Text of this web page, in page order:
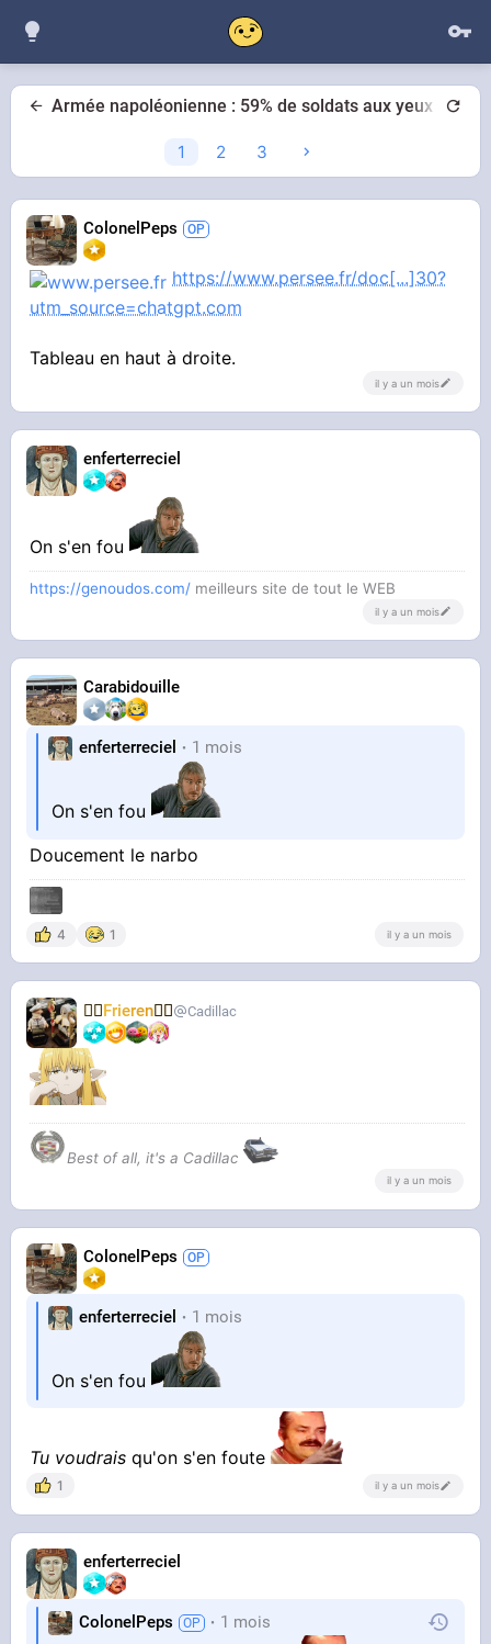
Armée napoléonienne : 59% de soldats aux yeux clairs
1 2 3
ColonelPeps
https://www.persee.fr/doc[...]30?
utm_source=chatgpt.com
Tableau en haut à droite.
il y a un mois
enferterreciel
On s'en fou
https://genoudos.com/ meilleurs site de tout le WEB
il y a un mois
Carabidouille
enferterreciel 1 mois
On s'en fou
Doucement le narbo
4 1 il y a un mois
🧝‍♀️Frieren🧝‍♀️ Cadillac
Best of all, it's a Cadillac
il y a un mois
ColonelPeps
enferterreciel 1 mois
On s'en fou
Tu voudraisqu'on s'en foute
1 il y a un mois
enferterreciel
ColonelPeps 1 mois